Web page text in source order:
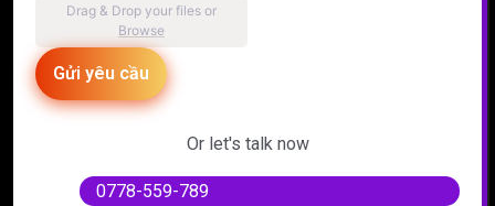
Drag & Drop your files or
Browse
Gửi yêu cầu
Or let's talk now
0778-559-789